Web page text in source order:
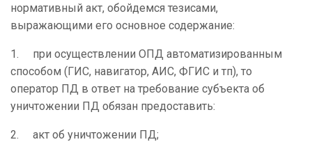
нормативный акт, обойдемся тезисами,
выражающими его основное содержание:
1. при осуществлении ОПД автоматизированным
способом (ГИС, навигатор, АИС, ФГИС и тп), то
оператор ПД в ответ на требование субъекта об
уничтожении ПД обязан предоставить:
2. акт об уничтожении ПД;